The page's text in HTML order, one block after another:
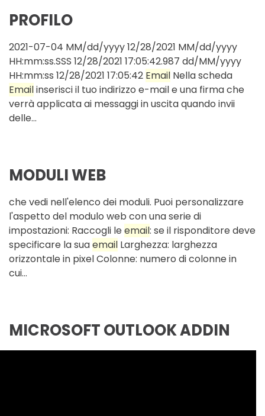
PROFILO
2021-07-04 MM/dd/yyyy 12/28/2021 MM/dd/yyyy
HH:mm:ss.SSS 12/28/2021 17:05:42.987 dd/MM/yyyy
HH:mm:ss 12/28/2021 17:05:42 Email Nella scheda
Emailinserisci il tuo indirizzo e-mail e una firma che
verrà applicata ai messaggi in uscita quando invii
delle...
MODULI WEB
che vedi nell'elenco dei moduli. Puoi personalizzare
l'aspetto del modulo web con una serie di
impostazioni: Raccogli leemail: se il risponditore deve
specificare la suaemail Larghezza: larghezza
orizzontale in pixel Colonne: numero di colonne in
cui...
MICROSOFT OUTLOOK ADDIN